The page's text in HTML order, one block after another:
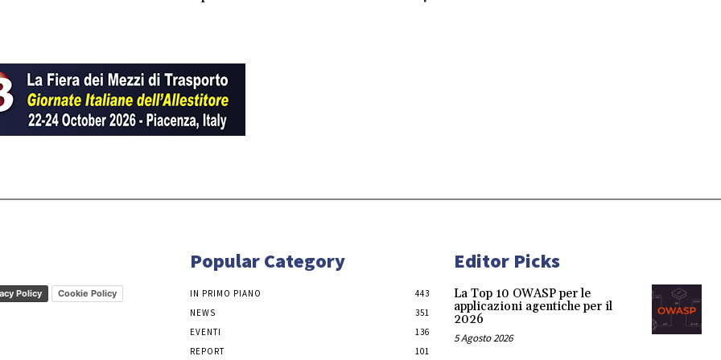
Policy Cookie Policy
Popular Category
IN PRIMO PIANO
443
NEWS
351
EVENTI
136
REPORT
101
Editor Picks
La Top 10 OWASP per le
applicazioni agentiche per il
2026
5 Agosto 2026